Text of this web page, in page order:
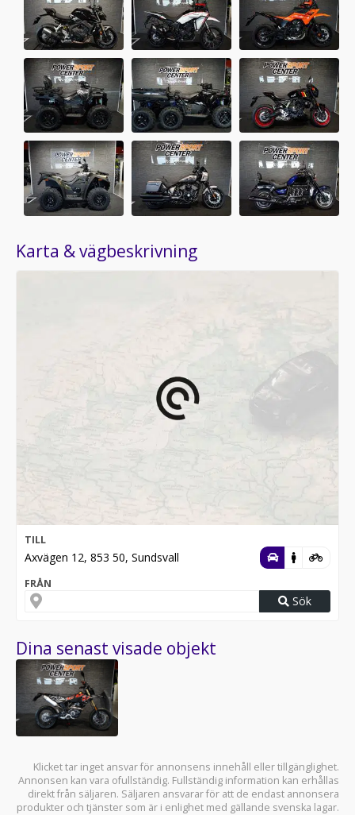
Karta & vägbeskrivning
TILL
Axvägen 12, 853 50, Sundsvall
FRÅN
Sök
Dina senast visade objekt
Klicket tar inget ansvar för annonsens innehåll eller tillgänglighet.
Annonsen kan vara ofullständig. Fullständig information kan erhållas
direkt från säljaren. Säljaren ansvarar för att de endast annonsera
produkter och tjänster som är i enlighet med gällande svenska lagar.